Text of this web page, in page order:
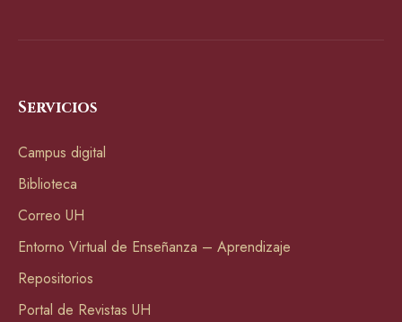
Servicios
Campus digital
Biblioteca
Correo UH
Entorno Virtual de Enseñanza – Aprendizaje
Repositorios
Portal de Revistas UH